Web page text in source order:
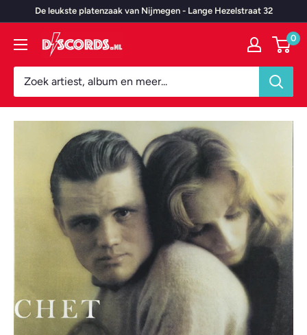
content
De leukste platenzaak van Nijmegen - Lange Hezelstraat 32
Discords.nl 0